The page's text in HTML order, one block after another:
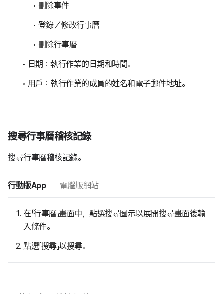
刪除事件
登錄／修改行事曆
刪除行事曆
日期：執行作業的日期和時間。
用戶：執行作業的成員的姓名和電子郵件地址。
搜尋行事曆稽核記錄
搜尋行事曆稽核記錄。
行動版App 電腦版網站
在「行事曆」畫面中，點選搜尋圖示以展開搜尋畫面後輸
入條件。
點選「搜尋」以搜尋。